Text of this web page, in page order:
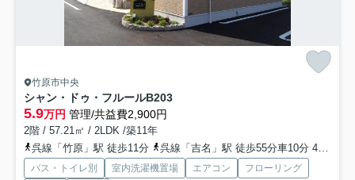
竹原市中央
シャン・ドゥ・フルールB203
5.9万円 管理/共益費2,900円
2階 / 57.21㎡ / 2LDK /築11年
呉線「竹原」駅 徒歩11分
呉線「吉名」駅 徒歩55分車10分 4.4km
バス・トイレ別 室内洗濯機置場 エアコン
フローリング